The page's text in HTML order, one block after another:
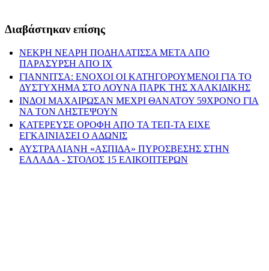
Διαβάστηκαν επίσης
ΝΕΚΡΗ ΝΕΑΡΗ ΠΟΔΗΛΑΤΙΣΣΑ ΜΕΤΑ ΑΠΟ
ΠΑΡΑΣΥΡΣΗ ΑΠΟ ΙΧ
ΓΙΑΝΝΙΤΣΑ: ΕΝΟΧΟΙ ΟΙ ΚΑΤΗΓΟΡΟΥΜΕΝΟΙ ΓΙΑ ΤΟ
ΔΥΣΤΥΧΗΜΑ ΣΤΟ ΛΟΥΝΑ ΠΑΡΚ ΤΗΣ ΧΑΛΚΙΔΙΚΗΣ
ΙΝΔΟΙ ΜΑΧΑΙΡΩΣΑΝ ΜΕΧΡΙ ΘΑΝΑΤΟΥ 59ΧΡΟΝΟ ΓΙΑ
ΝΑ ΤΟΝ ΛΗΣΤΕΨΟΥΝ
ΚΑΤΕΡΕΥΣΕ ΟΡΟΦΗ ΑΠΟ ΤΑ ΤΕΠ-ΤΑ ΕΙΧΕ
ΕΓΚΑΙΝΙΑΣΕΙ Ο ΑΔΩΝΙΣ
ΑΥΣΤΡΑΛΙΑΝΗ «ΑΣΠΙΔΑ» ΠΥΡΟΣΒΕΣΗΣ ΣΤΗΝ
ΕΛΛΑΔΑ - ΣΤΟΛΟΣ 15 ΕΛΙΚΟΠΤΕΡΩΝ